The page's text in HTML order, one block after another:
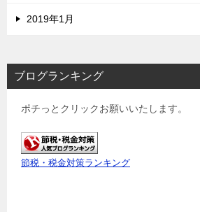
2019年1月
ブログランキング
ポチっとクリックお願いいたします。
節税・税金対策ランキング